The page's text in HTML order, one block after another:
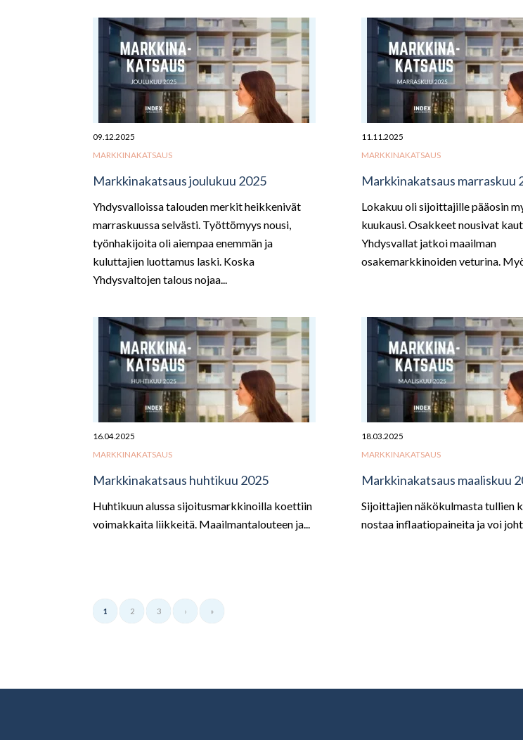
09.12.2025
MARKKINAKATSAUS
Markkinakatsaus joulukuu 2025
Yhdysvalloissa talouden merkit heikkenivät
marraskuussa selvästi. Työttömyys nousi,
työnhakijoita oli aiempaa enemmän ja
kuluttajien luottamus laski. Koska
Yhdysvaltojen talous nojaa...
11.11.2025
MARKKINAKATSAUS
Markkinakatsaus marraskuu
Lokakuu oli sijoittajille pääosin
kuukausi. Osakkeet nousivat
Yhdysvallat jatkoi maailman
osakemarkkinoiden veturina.
16.04.2025
MARKKINAKATSAUS
Markkinakatsaus huhtikuu 2025
Huhtikuun alussa sijoitusmarkkinoilla koettiin
voimakkaita liikkeitä. Maailmantalouteen ja...
18.03.2025
MARKKINAKATSAUS
Markkinakatsaus maaliskuu
Sijoittajien näkökulmasta tullien
nostaa inflaatiopaineita ja voi
1 2 3 › »